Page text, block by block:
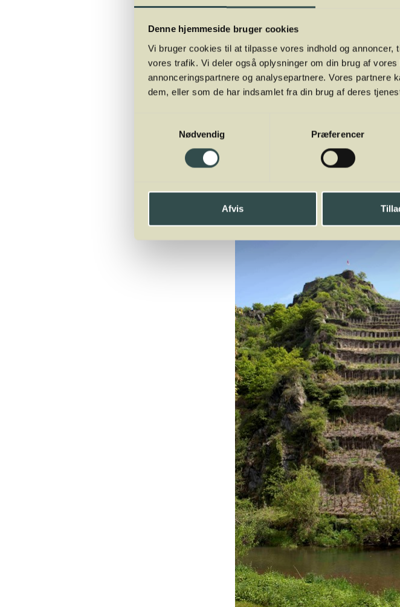
Denne hjemmeside bruger cookies
Vi bruger cookies til at tilpasse vores indhold og
vores trafik. Vi deler også oplysninger om din brug af
annonceringspartnere og analysepartnere. Vores partnere
dem, eller som de har indsamlet fra din brug af deres
Nødvendig
Præferencer
Afvis
Den smalle dal rummer desværre ikke kun idyl.
hastig vandstigning i Ahr-floden, at den gik langt
gennem byerne langs bredderne. Adskillige
enkelt deres huse og hjem, og 134 mennesker
katastrofen, men området kæmper stadig med